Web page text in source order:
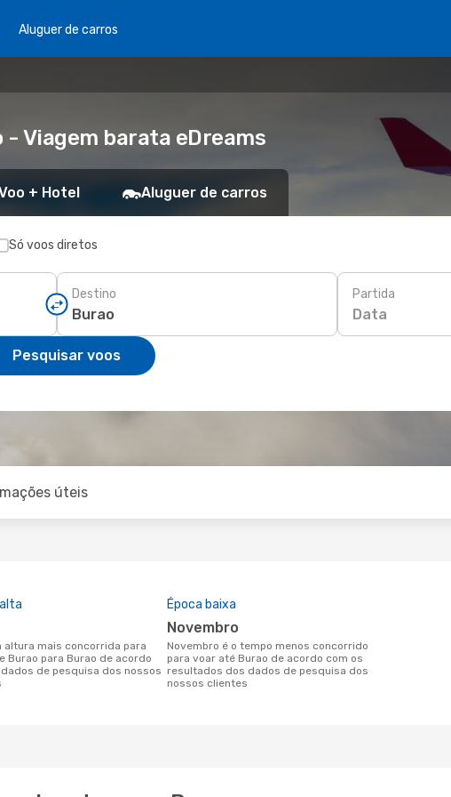
Aluguer de carros
- Viagem barata eDreams
+ Hotel Aluguer de carros
Só voos diretos
Destino Partida
Data
Pesquisar voos
úteis
Burao para Burao de acordo
de pesquisa dos nossos
Época baixa
novembro
novembro é o tempo menos concorrido
para voar até Burao de acordo com os
resultados dos dados de pesquisa dos
nossos clientes